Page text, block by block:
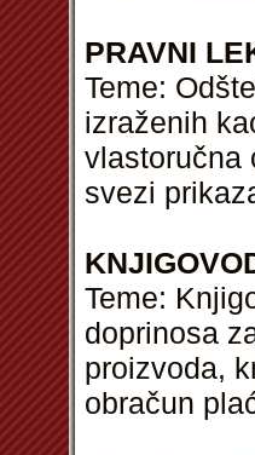
PRAVNI
Teme:
izraženih
vlastoručna
svezi
Teme:
doprinosa
proizvoda,
obračun